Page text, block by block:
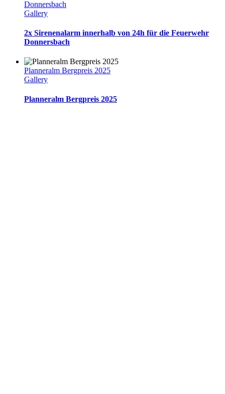
Donnersbach
Gallery
2x Sirenenalarm innerhalb von 24h für die Feuerwehr
Donnersbach
Planneralm Bergpreis 2025
Gallery
Planneralm Bergpreis 2025